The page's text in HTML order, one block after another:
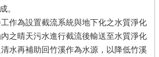
。
工作為設置截流系統與地下化之水質淨化
之晴天污水進行截流後輸送至水質淨化
水再補助回竹溪作為水源，以降低竹溪